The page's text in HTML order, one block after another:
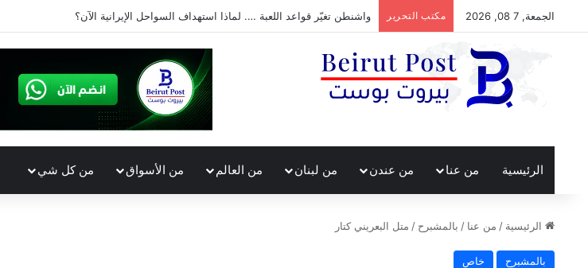
الجمعة, 7 08, 2026 مكتب التحرير واشنطن تغيّر قواعد اللعبة …. لماذا استهداف السواحل الإيرانية الآن؟
الرئيسية من عنا من عندن من لبنان من العالم من الأسواق من كل شي
الرئيسية / من عنا / بالمشبرح / متل البعريني كتار
بالمشبرح خاص